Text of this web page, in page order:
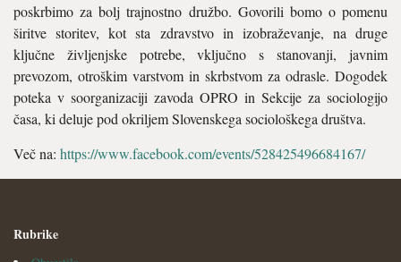
poskrbimo za bolj trajnostno družbo. Govorili bomo o pomenu
širitve storitev, kot sta zdravstvo in izobraževanje, na druge
ključne življenjske potrebe, vključno s stanovanji, javnim
prevozom, otroškim varstvom in skrbstvom za odrasle. Dogodek
poteka v soorganizaciji zavoda OPRO in Sekcije za sociologijo
časa, ki deluje pod okriljem Slovenskega sociološkega društva.
Več na: https://www.facebook.com/events/528425496684167/
Rubrike